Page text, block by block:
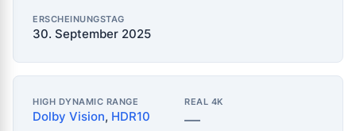
ERSCHEINUNGSTAG
30. September 2025
HIGH DYNAMIC RANGE
Dolby Vision, HDR10
REAL 4K
—